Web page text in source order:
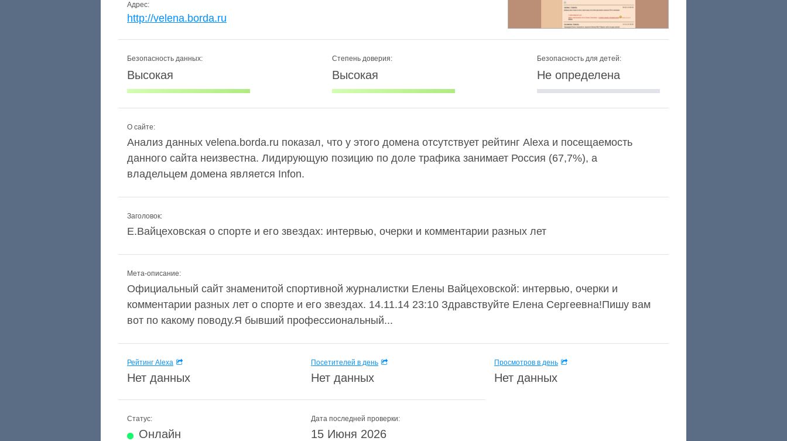
Адрес:
http://velena.borda.ru
Безопасность данных:
Высокая
Степень доверия:
Высокая
Безопасность для детей:
Не определена
О сайте:
Анализ данных velena.borda.ru показал, что у этого домена отсутствует рейтинг Alexa и посещаемость
данного сайта неизвестна. Лидирующую позицию по доле трафика занимает Россия (67,7%), а
владельцем домена является Infon.
Заголовок:
Е.Вайцеховская о спорте и его звездах: интервью, очерки и комментарии разных лет
Мета-описание:
Официальный сайт знаменитой спортивной журналистки Елены Вайцеховской: интервью, очерки и
комментарии разных лет о спорте и его звездах. 14.11.14 23:10 Здравствуйте Елена Сергеевна!Пишу вам
вот по какому поводу.Я бывший профессиональный...
Рейтинг Alexa
Нет данных
Посетителей в день
Нет данных
Просмотров в день
Нет данных
Статус:
Онлайн
Дата последней проверки:
15 Июня 2026